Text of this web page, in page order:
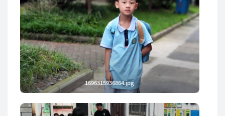
1696315936864.jpg